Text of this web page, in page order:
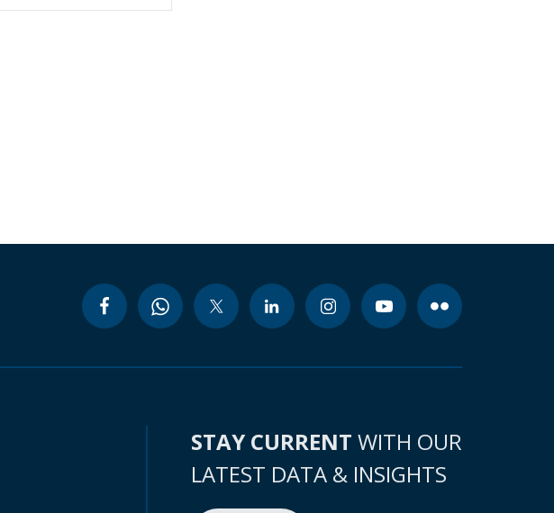
STAY CURRENT WITH OUR
LATEST DATA & INSIGHTS